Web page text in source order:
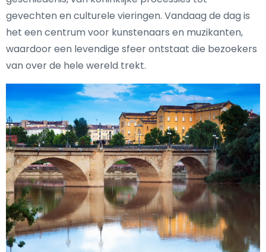
gevechten en culturele vieringen. Vandaag de dag is
het een centrum voor kunstenaars en muzikanten,
waardoor een levendige sfeer ontstaat die bezoekers
van over de hele wereld trekt.